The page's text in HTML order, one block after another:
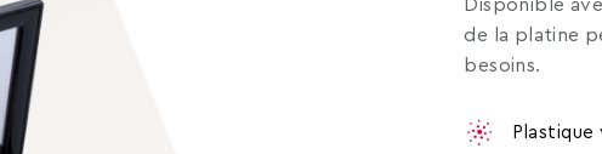
Disponible
de la platine
besoins.
Plastique